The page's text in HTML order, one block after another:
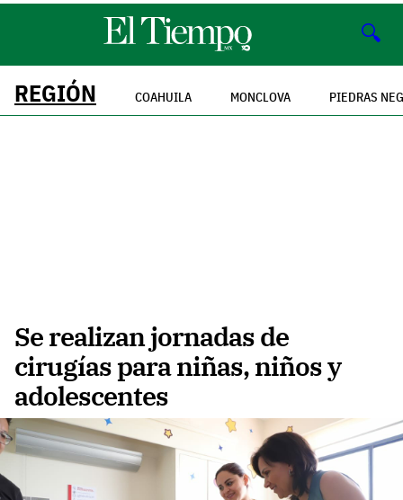
🔍
REGIÓN COAHUILA MONCLOVA PIEDRAS
Se realizan jornadas de
cirugías para niñas, niños y
adolescentes